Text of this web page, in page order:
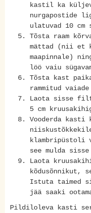
kastil ka
nurgapostide
ulatuvad 10 cm
Tõsta raam
mättad (nii et
maapinnale)
löö vaiu
Tõsta kast
rammitud
Laota sisse
5 cm
Vooderda kasti
klambripüstoli
see mulda
Laota
kõdusõnnikut,
Istuta taimed
jää saaki
Pildiloleva kasti